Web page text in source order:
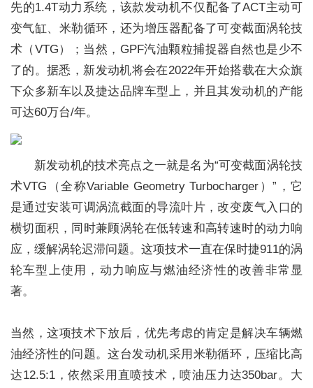
先的1.4T动力系统，该款发动机不仅配备了ACT主动可
变气缸、米勒循环，还为增压器配备了可变截面涡轮技
术（VTG）；当然，GPF汽油颗粒捕捉器自然也是少不
了的。据悉，新发动机将会在2022年开始搭载在大众旗
下众多新车以及捷达品牌车型上，并且其发动机的产能
可达60万台/年。
新发动机的技术亮点之一就是名为“可变截面涡轮技
术VTG（全称Variable Geometry Turbocharger）”，它
是通过安装可调涡流截面的导流叶片，改变废气入口的
横切面积，同时兼顾涡轮在低转速和高转速时的动力响
应，缓解涡轮迟滞问题。这项技术一直在保时捷911的涡
轮车型上使用，动力响应与燃油经济性的改善非常显
著。
当然，这项技术下放后，优先考虑的肯定是解决车辆燃
油经济性的问题。这台发动机采用米勒循环，压缩比高
达12.5:1，依然采用直喷技术，喷油压力达350bar。大